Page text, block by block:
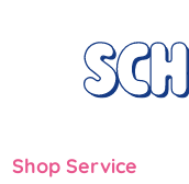
Shop Service